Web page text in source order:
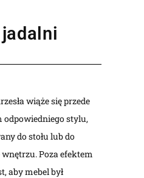
wiąże się przede
stylu,
do stołu lub do
Poza efektem
aby mebel był